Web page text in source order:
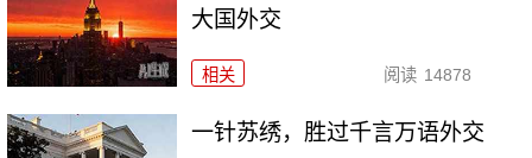
大国外交
相关 阅读 14878
一针苏绣，胜过千言万语外交